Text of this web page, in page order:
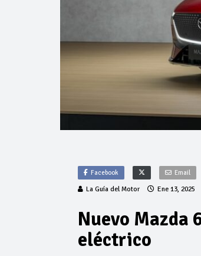
Facebook Email
La Guía del Motor Ene 13, 2025
Nuevo Mazda
eléctrico